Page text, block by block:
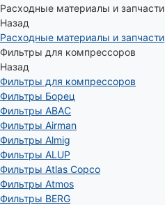
Расходные материалы и запчасти
Назад
Расходные материалы и запчасти
Фильтры для компрессоров
Назад
Фильтры для компрессоров
Фильтры Борец
Фильтры ABAC
Фильтры Airman
Фильтры Almig
Фильтры ALUP
Фильтры Atlas Copco
Фильтры Atmos
Фильтры BERG